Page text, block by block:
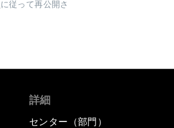
に従って再公開さ
詳細
センター（部門）